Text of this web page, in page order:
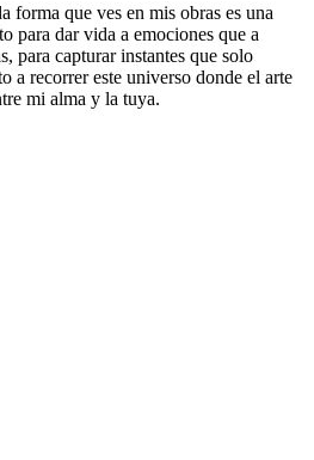
forma que ves en mis obras es una
para dar vida a emociones que a
para capturar instantes que solo
a recorrer este universo donde el arte
mi alma y la tuya.